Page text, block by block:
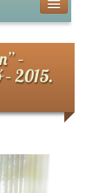
–
2015.